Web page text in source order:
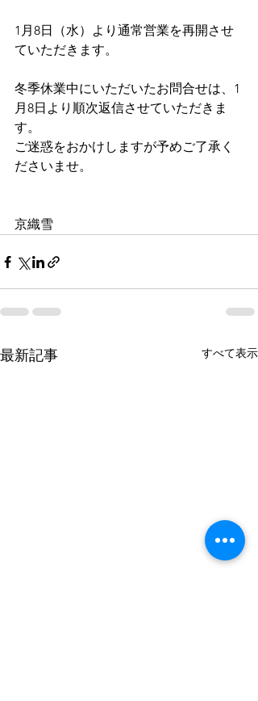
1月8日（水）より通常営業を再開させ
ていただきます。
冬季休業中にいただいたお問合せは、1
月8日より順次返信させていただきま
す。
ご迷惑をおかけしますが予めご了承く
ださいませ。
京織雪
最新記事 すべて表示